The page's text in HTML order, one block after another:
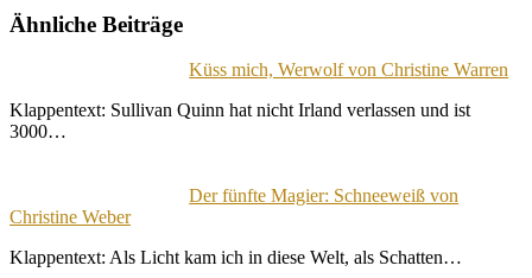
Ähnliche Beiträge
Küss mich, Werwolf von Christine Warren
Klappentext: Sullivan Quinn hat nicht Irland verlassen und ist
3000…
Der fünfte Magier: Schneeweiß von
Christine Weber
Klappentext: Als Licht kam ich in diese Welt, als Schatten…